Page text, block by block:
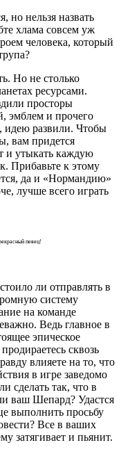
но нельзя назвать
хлама совсем уж
человека, который
Но не столько
ресурсами.
просторы
эмблем и прочего
идею развили. Чтобы
вам придется
и утыкать каждую
Прибавьте к этому
да и «Нормандию»
лучше всего играть
певец!
ли отправлять в
систему
на команде
Ведь главное в
эпическое
сквозь
влияете на то, что
в игре заведомо
сделать так, что в
ваш Шепард? Удастся
выполнить просьбу
Все в ваших
затягивает и пьянит.